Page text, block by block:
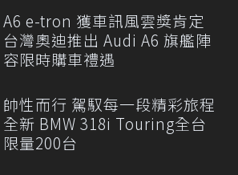
A6 e-tron 獲車訊風雲獎肯定
台灣奧迪推出 Audi A6 旗艦陣
容限時購車禮遇
帥性而行 駕馭每一段精彩旅程
全新 BMW 318i Touring全台
限量200台